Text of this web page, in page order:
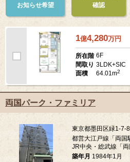
お知らせ希望
確認
1億4,280万円
所在階 6F
間取り 3LDK+SIC
面積
64.01m2
両国パーク・ファミリア
東京都墨田区緑1-7-8
都営大江戸線「両国
JR中央・総武線「
築年月 1984年1月